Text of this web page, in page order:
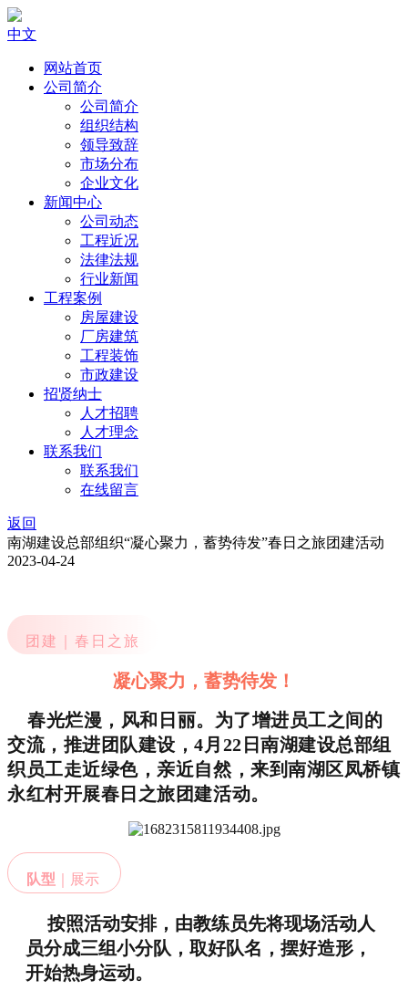
中文
网站首页
公司简介
公司简介
组织结构
领导致辞
市场分布
企业文化
新闻中心
公司动态
工程近况
法律法规
行业新闻
工程案例
房屋建设
厂房建筑
工程装饰
市政建设
招贤纳士
人才招聘
人才理念
联系我们
联系我们
在线留言
返回
南湖建设总部组织“凝心聚力，蓄势待发”春日之旅团建活动
2023-04-24
团建 ｜春日之旅
凝心聚力，蓄势待发！
春光烂漫，风和日丽。为了增进员工之间的
交流，推进团队建设，4月22日南湖建设总部组
织员工走近绿色，亲近自然，来到南湖区凤桥镇
永红村开展春日之旅团建活动。
队型 ｜展示
按照活动安排，由教练员先将现场活动人
员分成三组小分队，取好队名，摆好造形，
开始热身运动。